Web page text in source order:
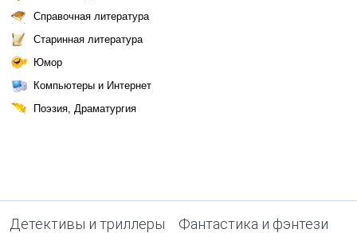
Справочная литература
Старинная литература
Юмор
Компьютеры и Интернет
Поэзия, Драматургия
Детективы и триллеры Фантастика и фэнтези